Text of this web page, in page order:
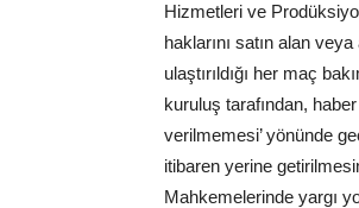
Hizmetleri ve
haklarını satın alan
ulaştırıldığı her maç
kuruluş tarafından,
verilmemesi’ yönünde
itibaren yerine
Mahkemelerinde yargı